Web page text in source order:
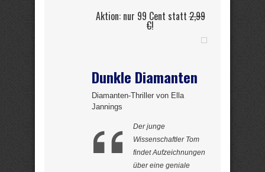
Aktion: nur 99 Cent statt2,99
€!
Dunkle Diamanten
Diamanten-Thriller von Ella
Jannings
Der junge
Wissenschaftler Tom
findet Aufzeichnungen
über eine geniale